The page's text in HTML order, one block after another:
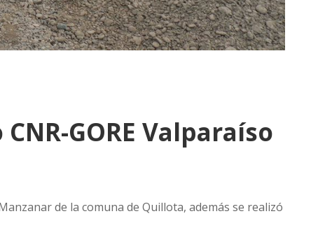
GORE Valparaíso
de la comuna de Quillota, además se realizó